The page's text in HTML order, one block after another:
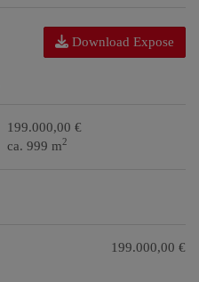
Download Expose
199.000,00 €
ca. 999 m2
199.000,00 €